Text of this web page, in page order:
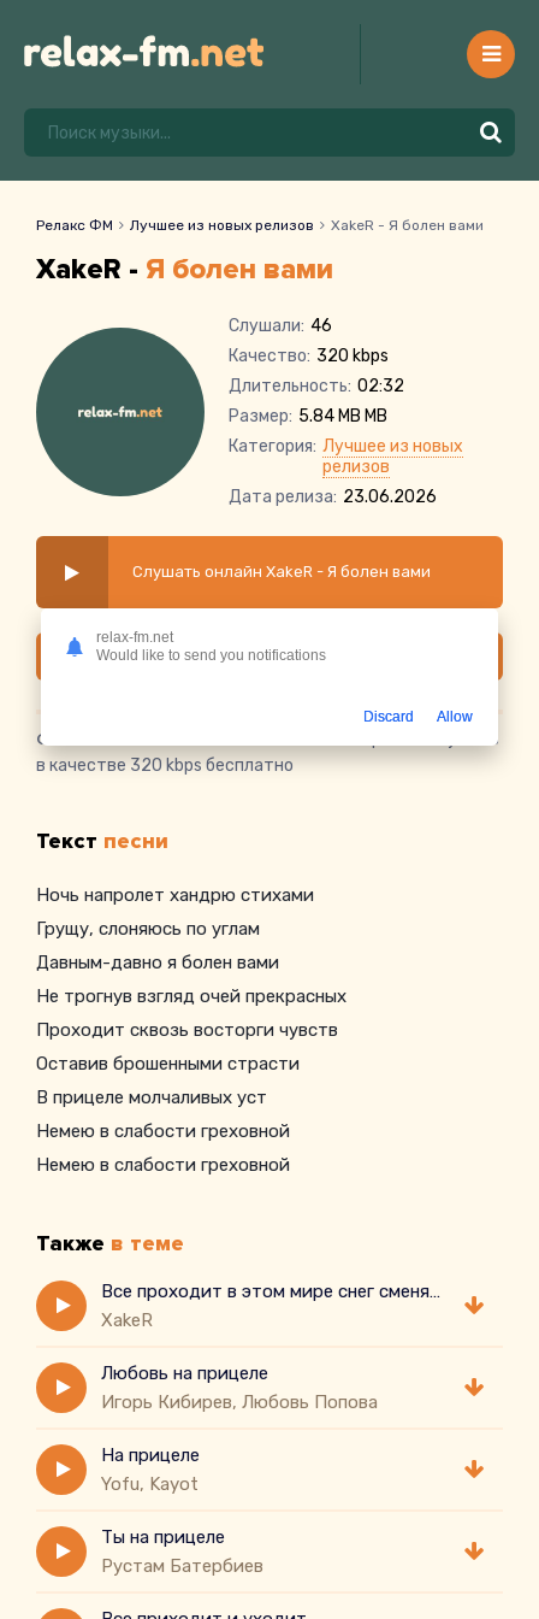
Релакс ФМ Лучшее из новых релизов XakeR - Я болен вами
XakeR - Я болен вами
Слушали: 46
Качество: 320 kbps
Длительность: 02:32
Размер: 5.84 MB MB
Категория: Лучшее из новых
релизов
Дата релиза: 23.06.2026
Слушать онлайн XakeR - Я болен вами
Скачать
Скачать песню XakeR - Я болен вами
в mp3 или слушать
в качестве 320 kbps бесплатно
Текст песни
Ночь напролет хандрю стихами
Грущу, слоняюсь по углам
Давным-давно я болен вами
Не трогнув взгляд очей прекрасных
Проходит сквозь восторги чувств
Оставив брошенными страсти
В прицеле молчаливых уст
Немею в слабости греховной
Немею в слабости греховной
Также в теме
Все проходит в этом мире снег сменяется дождем
XakeR
Любовь на прицеле
Игорь Кибирев, Любовь Попова
На прицеле
Yofu, Kayot
Ты на прицеле
Рустам Батербиев
relax-fm.net
Would like to send you notifications
Discard Allow